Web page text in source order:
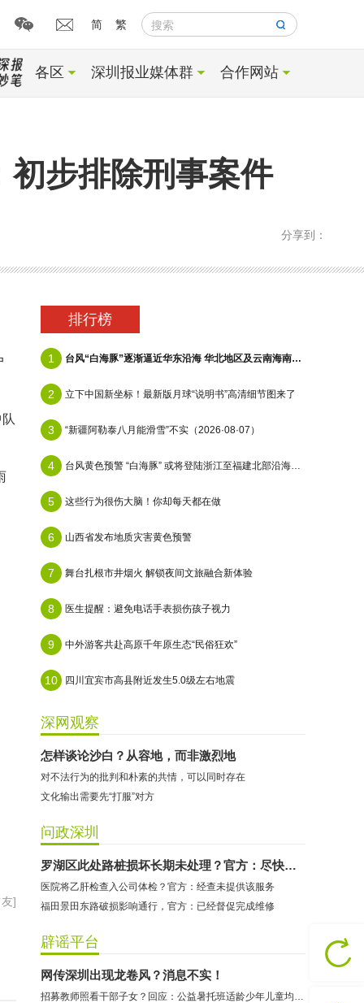
简 繁 搜索
各区 深圳报业媒体群 合作网站
初步排除刑事案件
分享到：
]
排行榜
1 台风“白海豚”逐渐逼近华东沿海 华北地区及云南海南等地有降雨
2 立下中国新坐标！最新版月球“说明书”高清细节图来了
3 “新疆阿勒泰八月能滑雪”不实（2026·08·07）
4 台风黄色预警 “白海豚” 或将登陆浙江至福建北部沿海地区
5 这些行为很伤大脑！你却每天都在做
6 山西省发布地质灾害黄色预警
7 舞台扎根市井烟火 解锁夜间文旅融合新体验
8 医生提醒：避免电话手表损伤孩子视力
9 中外游客共赴高原千年原生态“民俗狂欢”
10 四川宜宾市高县附近发生5.0级左右地震
深网观察
怎样谈论沙白？从容地，而非激烈地
对不法行为的批判和朴素的共情，可以同时存在
文化输出需要先“打服”对方
问政深圳
罗湖区此处路桩损坏长期未处理？官方：尽快安装修复
医院将乙肝检查入公司体检？官方：经查未提供该服务
福田景田东路破损影响通行，官方：已经督促完成维修
辟谣平台
网传深圳出现龙卷风？消息不实！
招募教师照看干部子女？回应：公益暑托班适龄少年儿童均可报名
哈尔特健身：商家拒不配合调解
元宵佳节，发生了“甜蜜的烦恼”该怎么办？
2021年深圳市消费投诉分析报告出炉 教育培训投诉量增长